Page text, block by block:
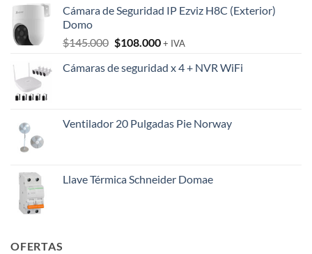
Cámara de Seguridad IP Ezviz H8C (Exterior)
Domo
$145.000 El
original
$108.000El
actual
+ IVA
Cámaras de seguridad x 4 + NVR WiFi
Ventilador 20 Pulgadas Pie Norway
Llave Térmica Schneider Domae
OFERTAS